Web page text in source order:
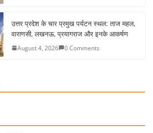
उत्तर प्रदेश के चार प्रमुख पर्यटन स्थल: ताज महल,
वाराणसी, लखनऊ, प्रयागराज और इनके आकर्षण
August 4, 2026 0 Comments